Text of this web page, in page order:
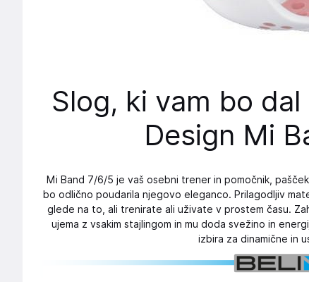
Slog, ki vam bo
Design Mi
Mi Band 7/6/5 je vaš osebni trener in pomočnik,
bo odlično poudarila njegovo eleganco. Prilagodljiv
glede na to, ali trenirate ali uživate v prostem času.
ujema z vsakim stajlingom in mu doda svežino in
izbira za dinamične in